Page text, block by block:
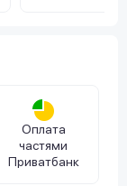
Оплата
частями
Приватбанк